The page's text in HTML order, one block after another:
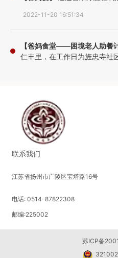
2022-11-20 16:51:34
【爸妈食堂——困境老人助餐
仁丰里，在工作日为旌忠寺社
行动不便的老人，志愿者还
【乡村儿童营养餐计划】
为化隆县100名困境学子提供
餐，以改善孩子们的膳食营养
长。
2021-09-01 16:05:11
扬州
社慈善基金会、无锡祥符慈善
会、无锡暨阳圆融慈善基金会
联系我们
江苏省扬州市广陵区宝塔路16号
电话: 0514-87822308
邮编:225002
苏ICP备